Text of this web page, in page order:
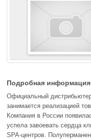
Подробная информация
Официальный
занимается реализацией
Компания в России
успела завоевать сердца
SPA-центров.